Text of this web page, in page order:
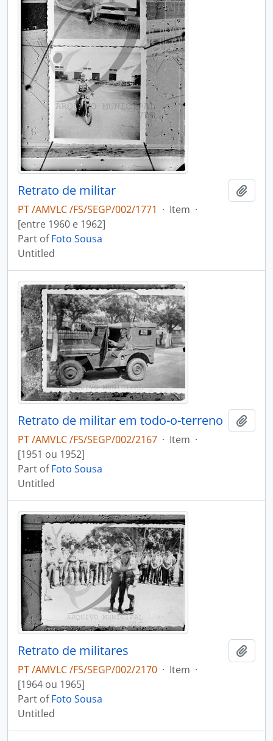
Retrato de militar
PT /AMVLC /FS/SEGP/002/1771 · Item ·
[entre 1960 e 1962]
Part ofFoto Sousa
Untitled
Retrato de militar em todo-o-terreno
PT /AMVLC /FS/SEGP/002/2167 · Item ·
[1951 ou 1952]
Part ofFoto Sousa
Untitled
Retrato de militares
PT /AMVLC /FS/SEGP/002/2170 · Item ·
[1964 ou 1965]
Part ofFoto Sousa
Untitled